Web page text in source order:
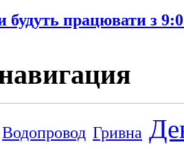
будуть працювати з
Водопровод Гривна